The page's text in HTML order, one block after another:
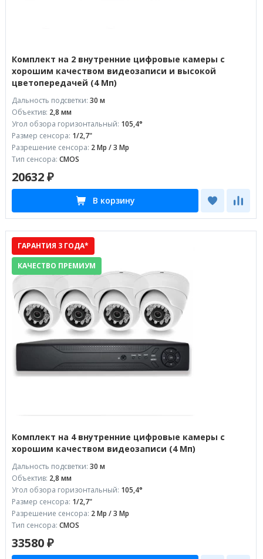
Комплект на 2 внутренние цифровые камеры с
хорошим качеством видеозаписи и высокой
цветопередачей (4 Мп)
Дальность подсветки: 30 м
Объектив: 2,8 мм
Угол обзора горизонтальный: 105,4°
Размер сенсора: 1/2,7"
Разрешение сенсора: 2 Mp / 3 Mp
Тип сенсора: CMOS
20632 ₽
В корзину
Комплект на 4 внутренние цифровые камеры с
хорошим качеством видеозаписи (4 Мп)
ГАРАНТИЯ 3 ГОДА*
КАЧЕСТВО ПРЕМИУМ
Дальность подсветки: 30 м
Объектив: 2,8 мм
Угол обзора горизонтальный: 105,4°
Размер сенсора: 1/2,7"
Разрешение сенсора: 2 Mp / 3 Mp
Тип сенсора: CMOS
33580 ₽